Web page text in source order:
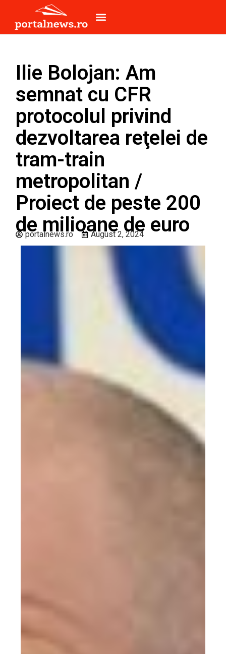
Ilie Bolojan: Am
semnat cu CFR
protocolul privind
dezvoltarea reţelei de
tram-train
metropolitan /
Proiect de peste 200
de milioane de euro
portalnews.ro August 2, 2024